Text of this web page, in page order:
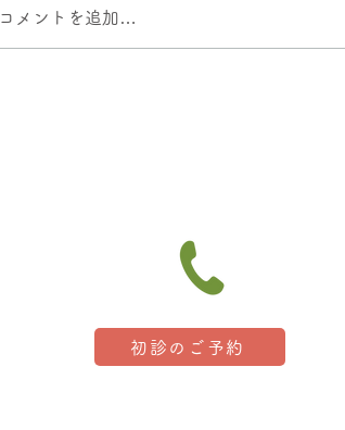
ゆがみの進行
コメントを追加…
初診のご予約